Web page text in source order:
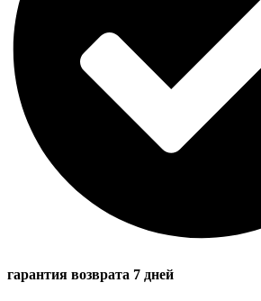
гарантия возврата 7 дней